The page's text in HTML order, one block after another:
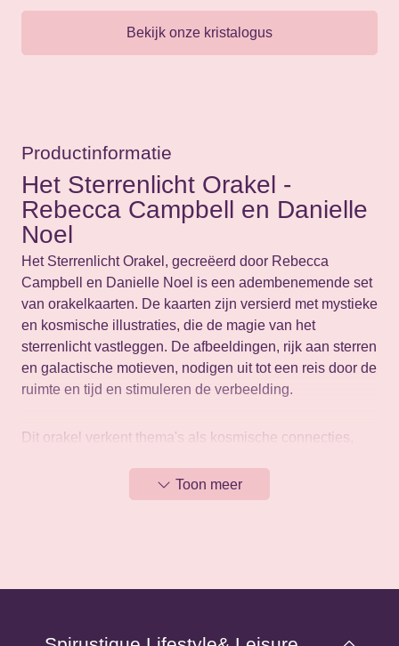
Bekijk onze kristalogus
Productinformatie
Het Sterrenlicht Orakel -
Rebecca Campbell en Danielle
Noel
Het Sterrenlicht Orakel, gecreëerd door Rebecca
Campbell en Danielle Noel is een adembenemende set
van orakelkaarten. De kaarten zijn versierd met mystieke
en kosmische illustraties, die de magie van het
sterrenlicht vastleggen. De afbeeldingen, rijk aan sterren
en galactische motieven, nodigen uit tot een reis door de
ruimte en tijd en stimuleren de verbeelding.
Dit orakel verkent thema's als kosmische connecties,
kaarten richten zich op het ontdekken van innerlijke
waarheden en het navigeren door het leven met behulp
toegankelijk en verrijkend voor zowel beginners als
Toon meer